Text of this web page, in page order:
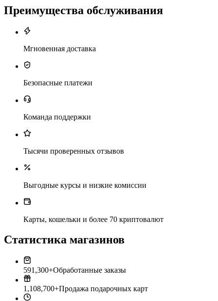
Преимущества обслуживания
Мгновенная доставка
Безопасные платежи
Команда поддержки
Тысячи проверенных отзывов
Выгодные курсы и низкие комиссии
Карты, кошельки и более 70 криптовалют
Статистика магазинов
591,300+Обработанные заказы
1,108,700+Продажа подарочных карт